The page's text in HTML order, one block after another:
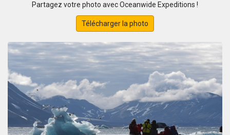
Partagez votre photo avec Oceanwide Expeditions !
Télécharger la photo